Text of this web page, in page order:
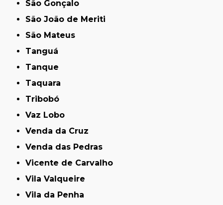
São Gonçalo
São João de Meriti
São Mateus
Tanguá
Tanque
Taquara
Tribobó
Vaz Lobo
Venda da Cruz
Venda das Pedras
Vicente de Carvalho
Vila Valqueire
Vila da Penha